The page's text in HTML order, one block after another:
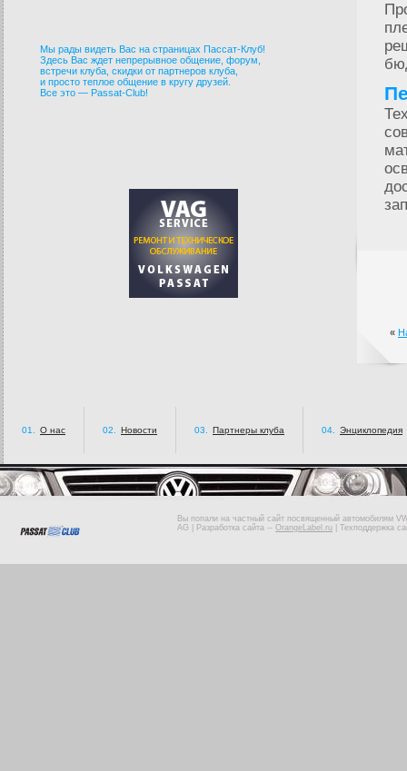
Мы рады видеть Вас на страницах Пассат-Клуб!
Здесь Вас ждет непрерывное общение, форум,
встречи клуба, скидки от партнеров клуба,
и просто теплое общение в кругу друзей.
Все это — Passat-Club!
«
01. О нас 02. Новости 03. Партнеры клуба 04. Энциклопедия
Вы попали на частный сайт посвященный автомобилям
AG |
Разработка сайта -- OrangeLabel.ru Техподдержка